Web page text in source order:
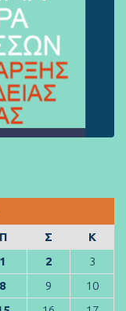
Π Σ
Κ
1
2
3
8 9
10